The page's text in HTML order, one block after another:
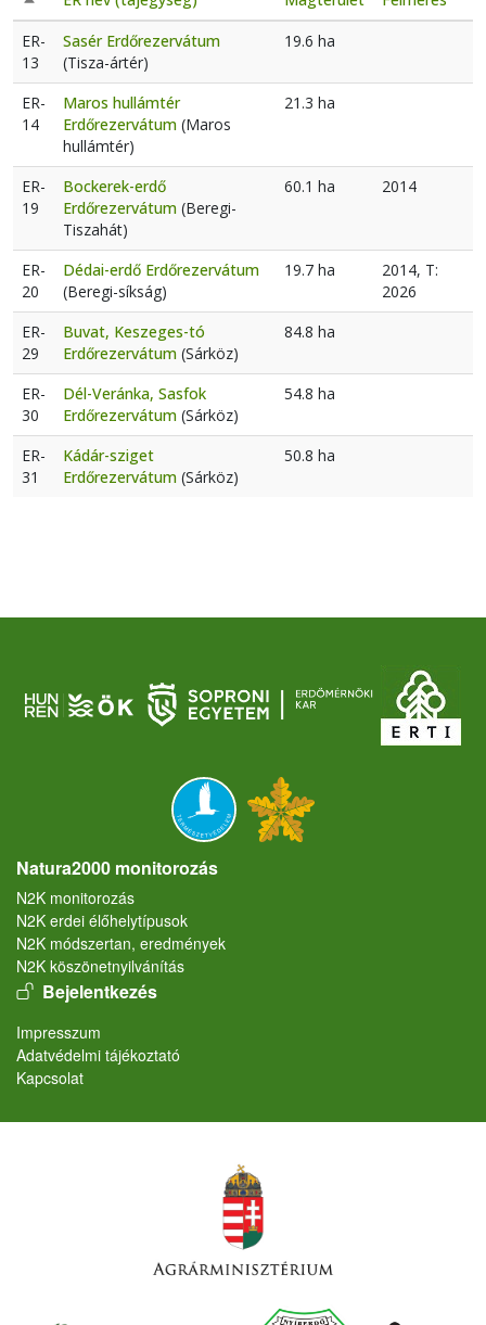
ER-
13
Sasér Erdőrezervátum
(Tisza-ártér)
19.6 ha
ER-
14
Maros hullámtér
Erdőrezervátum (Maros
hullámtér)
21.3 ha
ER-
19
Bockerek-erdő
Erdőrezervátum (Beregi-
Tiszahát)
60.1 ha 2014
ER-
20
Dédai-erdő Erdőrezervátum
(Beregi-síkság)
19.7 ha
2014, T:
2026
ER-
29
Buvat, Keszeges-tó
Erdőrezervátum (Sárköz)
84.8 ha
ER-
30
Dél-Veránka, Sasfok
Erdőrezervátum (Sárköz)
54.8 ha
ER-
31
Kádár-sziget
Erdőrezervátum (Sárköz)
50.8 ha
Natura2000 monitorozás
N2K monitorozás
N2K erdei élőhelytípusok
N2K módszertan, eredmények
N2K köszönetnyilvánítás
User account menu
Bejelentkezés
Lábléc
Impresszum
Adatvédelmi tájékoztató
Kapcsolat